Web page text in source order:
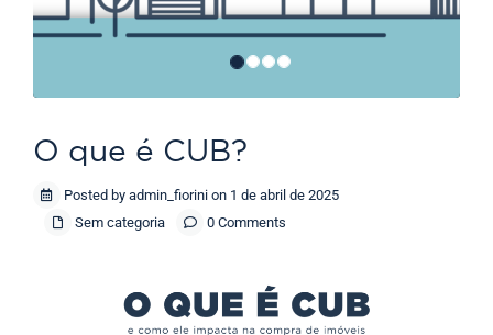
O que é CUB?
Posted by admin_fiorini on 1 de abril de 2025
Sem categoria
0 Comments